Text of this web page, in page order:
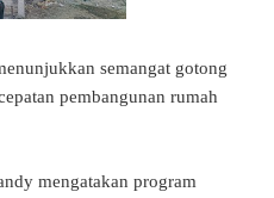
semangat gotong
pembangunan rumah
mengatakan program